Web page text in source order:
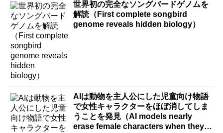
世界初の完全なソングバードゲノムを
解読（First complete songbird
genome reveals hidden biology）
AIは動物を主人公にした児童向け物語
で女性キャラクターをほぼ消してしま
うことを発見（AI models nearly
erase female characters when they